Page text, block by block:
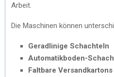
Arbeit.
Die Maschinen können
Geradlinige Schachteln
Automatikboden-
Faltbare Versandkartons